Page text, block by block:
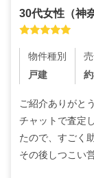
30代女性 （神
物件種別
戸建
ご紹介ありがと
チャットで査定
たので、すごく
その後しつこい